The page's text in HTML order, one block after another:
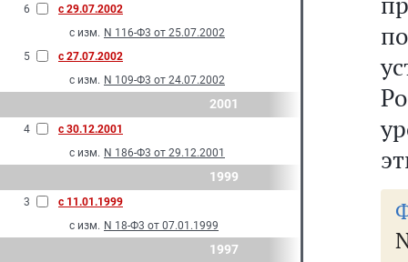
6
с 29.07.2002
с изм. N 116-Ф3 от 25.07.2002
5
с 27.07.2002
с изм. N 109-Ф3 от 24.07.2002
2001
4
с 30.12.2001
с изм. N 186-Ф3 от 29.12.2001
1999
3
с 11.01.1999
с изм. N 18-Ф3 от 07.01.1999
1997